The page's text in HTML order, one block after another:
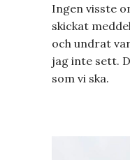
Ingen visste
skickat
och undrat
jag inte sett.
som vi ska.